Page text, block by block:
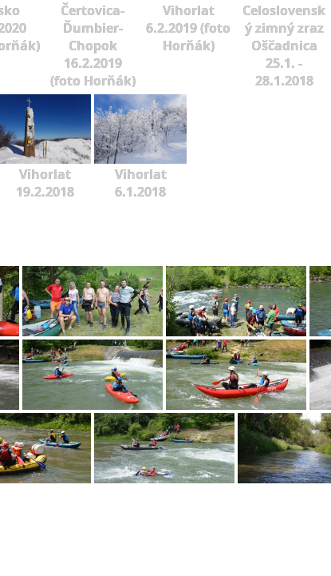
Čertovica-
Ďumbier-
Chopok
16.2.2019
(foto Horňák)
Vihorlat
6.2.2019 (foto
Horňák)
Celoslovensk
ý zimný zraz
Oščadnica
25.1. -
28.1.2018
Vihorlat
19.2.2018
Vihorlat
6.1.2018